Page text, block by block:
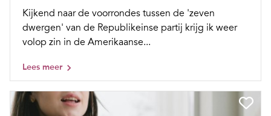
Kijkend naar de voorrondes tussen de 'zeven
dwergen' van de Republikeinse partij krijg ik weer
volop zin in de Amerikaanse...
Lees meer